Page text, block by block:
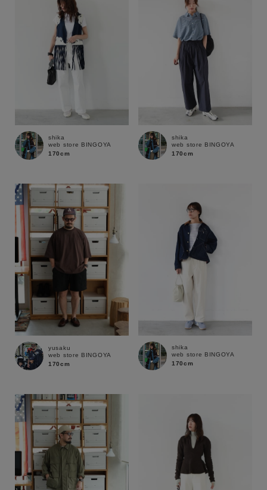
ブランド
shika
web store BINGOYA
170cm
shika
web store BINGOYA
170cm
yusaku
web store BINGOYA
170cm
shika
web store BINGOYA
170cm